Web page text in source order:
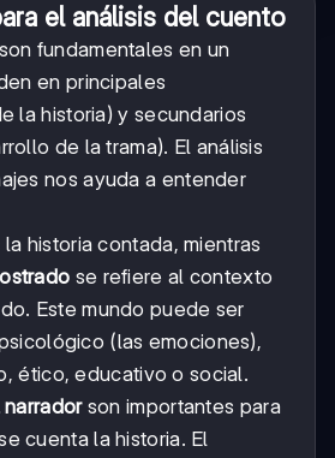
el análisis del cuento
son fundamentales en un
en principales
la historia) y secundarios
de la trama). El análisis
nos ayuda a entender
la historia contada, mientras
se refiere al contexto
Este mundo puede ser
(las emociones),
ético, educativo o social.
son importantes para
cuenta la historia. El